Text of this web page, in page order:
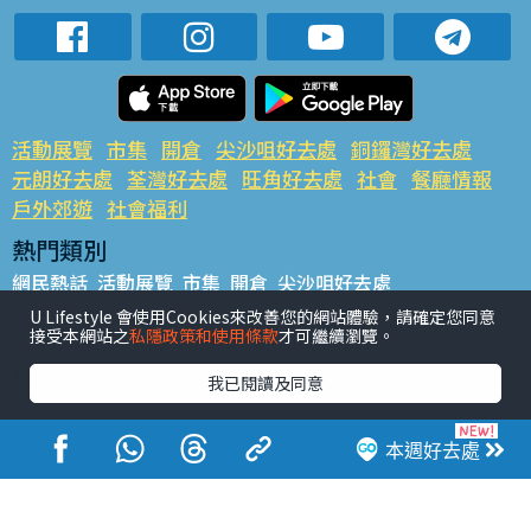
本週好去處
活動展覽 市集 開倉 尖沙咀好去處 銅鑼灣好去處
元朗好去處 荃灣好去處 旺角好去處 社會 餐廳情報
戶外郊遊 社會福利
熱門類別
網民熱話 活動展覽 市集 開倉 尖沙咀好去處
銅鑼灣好去處 元朗好去處 荃灣好去處 旺角好去處 社會
餐廳情報 戶外郊遊
熱門標籤
#UGO搵好去處 #人氣活動推介 #美食社群熱話
#親子玩樂好去處
#ULifestyle應用程式
#限時搶
#UJetso禮物放送
#ULifestyle商戶中心 #著數 #網絡熱話
U Lifestyle 會使用Cookies來改善您的網站體驗，請確定您同意
接受本網站之私隱政策和使用條款才可繼續瀏覽。
我已閱讀及同意